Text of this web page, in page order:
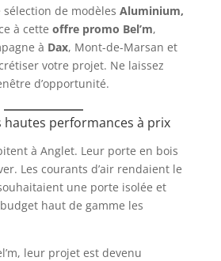
de modèles Aluminium,
à cette offre promo Bel’m,
à Dax, Mont-de-Marsan et
votre projet. Ne laissez
d’opportunité.
hautes performances à prix
à Anglet. Leur porte en bois
Les courants d’air rendaient le
une porte isolée et
haut de gamme les
leur projet est devenu